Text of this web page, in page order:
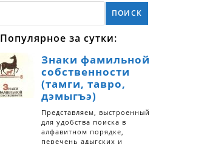
ПОИСК
Популярное за сутки: